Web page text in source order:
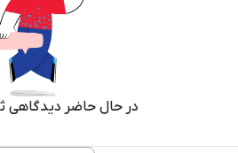
در حال حاضر دیدگاهی